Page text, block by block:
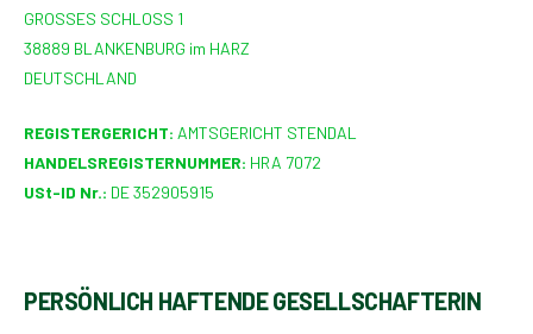
GROSSES SCHLOSS 1
38889 BLANKENBURG im HARZ
DEUTSCHLAND
REGISTERGERICHT: AMTSGERICHT STENDAL
HANDELSREGISTERNUMMER: HRA 7072
USt-ID Nr.: DE 352905915
PERSÖNLICH HAFTENDE GESELLSCHAFTERIN